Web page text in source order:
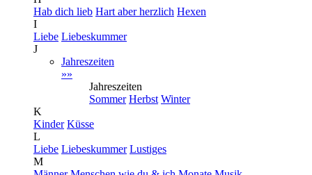
Hab dich lieb Hart aber herzlich Hexen
I
Liebe Liebeskummer
J
Jahreszeiten
»»
Jahreszeiten
Sommer Herbst Winter
K
Kinder Küsse
L
Liebe Liebeskummer Lustiges
M